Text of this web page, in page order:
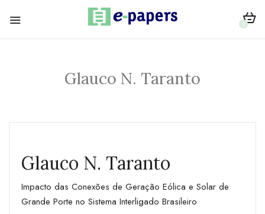
0
Glauco N. Taranto
Glauco N. Taranto
Impacto das Conexões de Geração Eólica e Solar de
Grande Porte no Sistema Interligado Brasileiro